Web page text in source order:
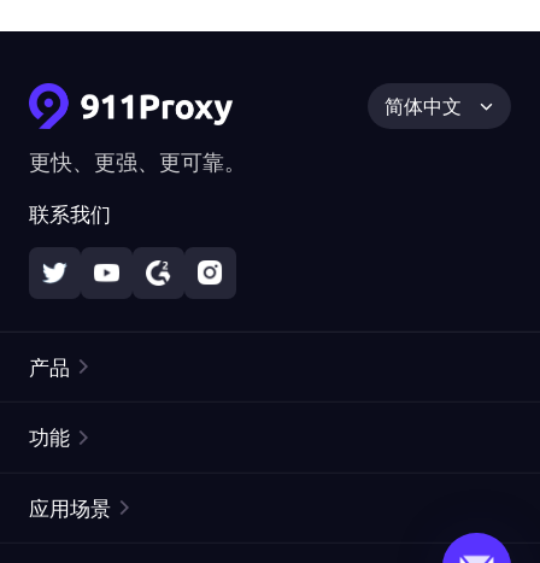
更快、更强、更可靠。
联系我们
简体中文
产品
静态住宅代理
功能
应用场景